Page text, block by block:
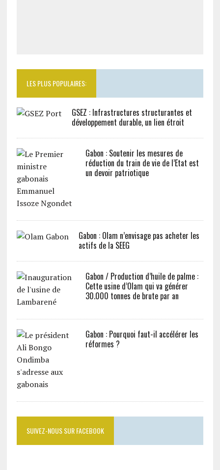
LES PLUS POPULAIRES:
GSEZ : Infrastructures structurantes et
développement durable, un lien étroit
Gabon : Soutenir les mesures de
réduction du train de vie de l’Etat est
un devoir patriotique
Gabon : Olam n’envisage pas acheter les
actifs de la SEEG
Gabon / Production d’huile de palme :
Cette usine d’Olam qui va générer
30.000 tonnes de brute par an
Gabon : Pourquoi faut-il accélérer les
réformes ?
SUIVEZ-NOUS SUR FACEBOOK